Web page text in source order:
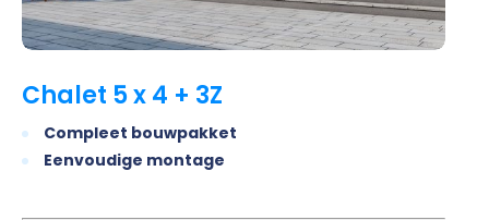
Chalet 5 x 4 + 3Z
Compleet bouwpakket
Eenvoudige montage